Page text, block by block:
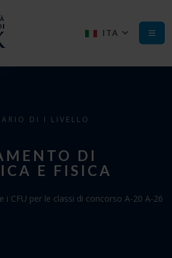
ITA
DI I LIVELLO
DI
E FISICA
i CFU per le classi di concorso A-20 A-26